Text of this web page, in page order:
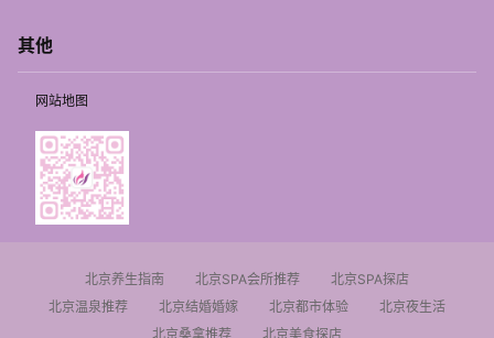
其他
网站地图
北京养生指南 北京SPA会所推荐
北京SPA探店
北京温泉推荐
北京结婚婚嫁 北京都市体验
北京夜生活
北京桑拿推荐
北京美食探店